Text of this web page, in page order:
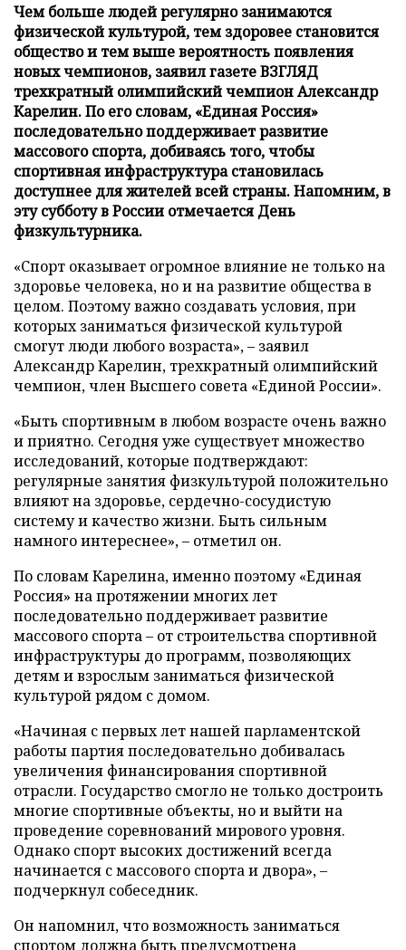
Чем больше людей регулярно занимаются
физической культурой, тем здоровее становится
общество и тем выше вероятность появления
новых чемпионов, заявил газете ВЗГЛЯД
трехкратный олимпийский чемпион Александр
Карелин. По его словам, «Единая Россия»
последовательно поддерживает развитие
массового спорта, добиваясь того, чтобы
спортивная инфраструктура становилась
доступнее для жителей всей страны. Напомним, в
эту субботу в России отмечается День
физкультурника.
«Спорт оказывает огромное влияние не только на
здоровье человека, но и на развитие общества в
целом. Поэтому важно создавать условия, при
которых заниматься физической культурой
смогут люди любого возраста», – заявил
Александр Карелин, трехкратный олимпийский
чемпион, член Высшего совета «Единой России».
«Быть спортивным в любом возрасте очень важно
и приятно. Сегодня уже существует множество
исследований, которые подтверждают:
регулярные занятия физкультурой положительно
влияют на здоровье, сердечно-сосудистую
систему и качество жизни. Быть сильным
намного интереснее», – отметил он.
По словам Карелина, именно поэтому «Единая
Россия» на протяжении многих лет
последовательно поддерживает развитие
массового спорта – от строительства спортивной
инфраструктуры до программ, позволяющих
детям и взрослым заниматься физической
культурой рядом с домом.
«Начиная с первых лет нашей парламентской
работы партия последовательно добивалась
увеличения финансирования спортивной
отрасли. Государство смогло не только достроить
многие спортивные объекты, но и выйти на
проведение соревнований мирового уровня.
Однако спорт высоких достижений всегда
начинается с массового спорта и двора», –
подчеркнул собеседник.
Он напомнил, что возможность заниматься
спортом должна быть предусмотрена